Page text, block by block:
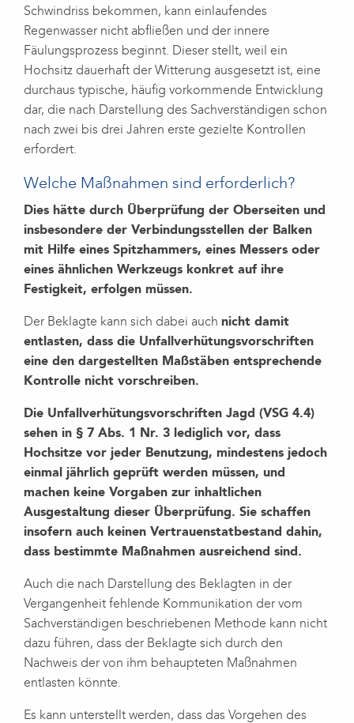
Schwindriss bekommen, kann einlaufendes
Regenwasser nicht abfließen und der innere
Fäulungsprozess beginnt. Dieser stellt, weil ein
Hochsitz dauerhaft der Witterung ausgesetzt ist, eine
durchaus typische, häufig vorkommende Entwicklung
dar, die nach Darstellung des Sachverständigen schon
nach zwei bis drei Jahren erste gezielte Kontrollen
erfordert.
Welche Maßnahmen sind erforderlich?
Dies hätte durch Überprüfung der Oberseiten und
insbesondere der Verbindungsstellen der Balken
mit Hilfe eines Spitzhammers, eines Messers oder
eines ähnlichen Werkzeugs konkret auf ihre
Festigkeit, erfolgen müssen.
Der Beklagte kann sich dabei auch nicht damit
entlasten, dass die Unfallverhütungsvorschriften
eine den dargestellten Maßstäben entsprechende
Kontrolle nicht vorschreiben.
Die Unfallverhütungsvorschriften Jagd (VSG 4.4)
sehen in § 7 Abs. 1 Nr. 3 lediglich vor, dass
Hochsitze vor jeder Benutzung, mindestens jedoch
einmal jährlich geprüft werden müssen, und
machen keine Vorgaben zur inhaltlichen
Ausgestaltung dieser Überprüfung. Sie schaffen
insofern auch keinen Vertrauenstatbestand dahin,
dass bestimmte Maßnahmen ausreichend sind.
Auch die nach Darstellung des Beklagten in der
Vergangenheit fehlende Kommunikation der vom
Sachverständigen beschriebenen Methode kann nicht
dazu führen, dass der Beklagte sich durch den
Nachweis der von ihm behaupteten Maßnahmen
entlasten könnte.
Es kann unterstellt werden, dass das Vorgehen des